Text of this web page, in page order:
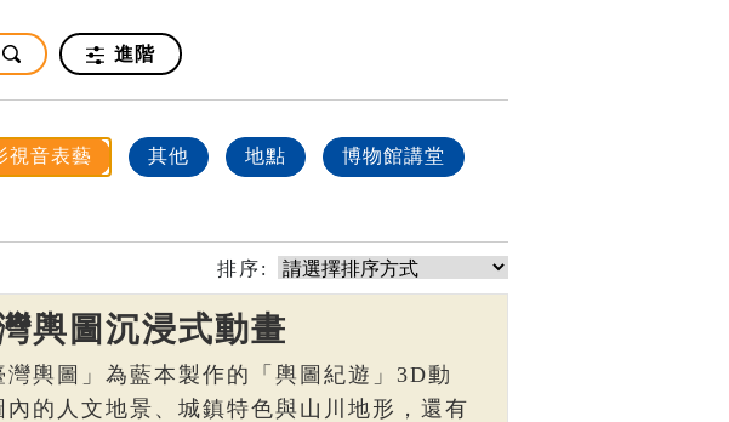
進階
視音表藝 其他 地點 博物館講堂
排序:
輿圖沉浸式動畫
輿圖」為藍本製作的「輿圖紀遊」3D動
的人文地景、城鎮特色與山川地形，還有